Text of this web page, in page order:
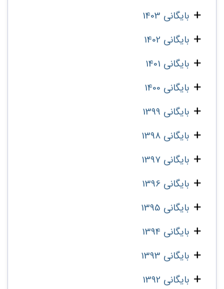
بایگانی 1403
بایگانی 1402
بایگانی 1401
بایگانی 1400
بایگانی 1399
بایگانی 1398
بایگانی 1397
بایگانی 1396
بایگانی 1395
بایگانی 1394
بایگانی 1393
بایگانی 1392